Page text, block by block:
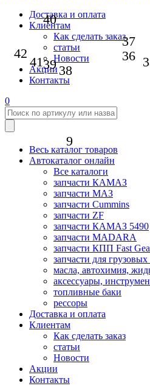
Доставка и оплата
Клиентам
Как сделать заказ
статьи
Новости
Акции
Контакты
0
Весь каталог товаров
Автокаталог онлайн
Все каталоги
запчасти КАМАЗ
запчасти МАЗ
запчасти Cummins
запчасти ZF
запчасти КАМАЗ 5490
запчасти MADARA
запчасти КПП Fast
запчасти для
масла, автохимия,
аксессуары,
топливные баки
рессоры
Доставка и оплата
Клиентам
Как сделать заказ
статьи
Новости
Акции
Контакты
36
37
38
39
40
41
42
9